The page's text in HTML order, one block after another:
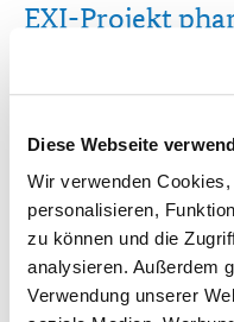
Diese Webseite
Wir verwenden
personalisieren,
zu können und die
analysieren. Außerdem
Verwendung unserer
EXI-Projekt
seiner Pilotanlage im